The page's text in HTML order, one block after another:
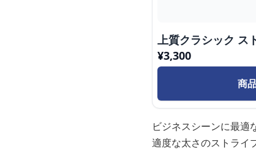
上質クラシック ス
¥3,300
商
ビジネスシーンに最適
適度な太さのストライ